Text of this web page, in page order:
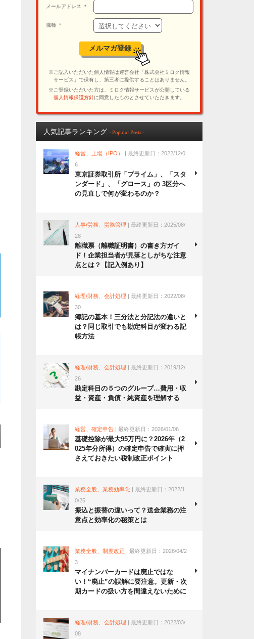
人気記事ランキング - Popular Posts -
経営、上場（IPO）
| 最終更新日：2022/12/0
6
東京証券取引所「プライム」、「スタ
ンダード」、「グロース」の 3区分へ
の見直しで何が変わるのか？
人事/労務、労務管理 | 最終更新日：2025/08/
28
離職票（離職証明書）の書き方ガイ
ド！企業担当者が見落としがちな注意
点とは？【記入例あり】
経理/財務、会計処理 | 最終更新日：2022/08/
30
簿記の基本！三分法と分記法の違いと
は？同じ取引でも勘定科目が変わる記
帳方法
経理/財務、会計処理 | 最終更新日：2019/12/
26
勘定科目の５つのグループ…費用・収
益・資産・負債・純資産を理解する
経営、確定申告 | 最終更新日：2026/01/06
基礎控除が最大95万円に？2026年（2
025年分所得）の確定申告で確実に押
さえておきたい税制改正ポイント
業務全般、業務効率化 | 最終更新日：2022/1
0/25
振込と振替の違いって？送金業務の注
意点と効率化の秘策とは
業務全般、制度改正 | 最終更新日：2026/04/2
3
マイナンバーカードは廃止ではな
い！“廃止”の誤解に要注意。更新・次
期カードの扱い方を間違えないために
経理/財務、会計処理 | 最終更新日：2022/03/
08